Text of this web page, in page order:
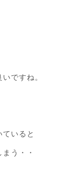
ですね。
いると
う・・